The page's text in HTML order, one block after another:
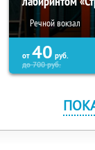
Речной вокзал
от 40 руб.
до700руб.